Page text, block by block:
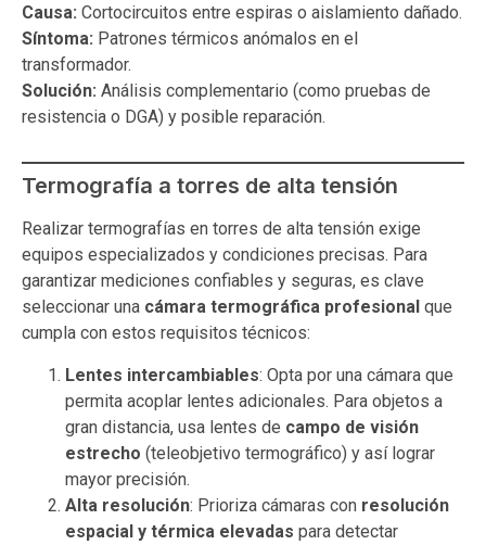
Causa: Cortocircuitos entre espiras o aislamiento dañado.
Síntoma: Patrones térmicos anómalos en el
transformador.
Solución: Análisis complementario (como pruebas de
resistencia o DGA) y posible reparación.
Termografía a torres de alta tensión
Realizar termografías en torres de alta tensión exige
equipos especializados y condiciones precisas. Para
garantizar mediciones confiables y seguras, es clave
seleccionar una cámara termográfica profesional que
cumpla con estos requisitos técnicos:
Lentes intercambiables: Opta por una cámara que
permita acoplar lentes adicionales. Para objetos a
gran distancia, usa lentes de campo de visión
estrecho (teleobjetivo termográfico) y así lograr
mayor precisión.
Alta resolución: Prioriza cámaras con resolución
espacial y térmica elevadas para detectar